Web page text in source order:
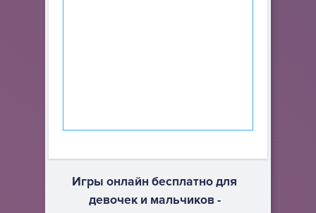
Игры онлайн бесплатно для
девочек и мальчиков -